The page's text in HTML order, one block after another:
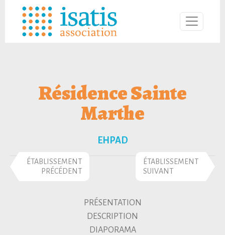
Résidence Sainte
Marthe
EHPAD
ÉTABLISSEMENT
PRÉCÉDENT
ÉTABLISSEMENT
SUIVANT
PRÉSENTATION
DESCRIPTION
DIAPORAMA